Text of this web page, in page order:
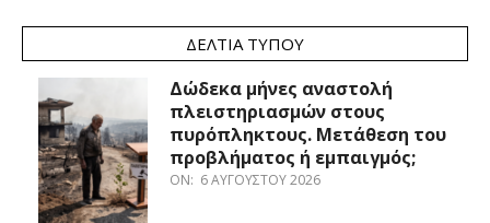
ΔΕΛΤΊΑ ΤΎΠΟΥ
Δώδεκα μήνες αναστολή
πλειστηριασμών στους
πυρόπληκτους. Μετάθεση του
προβλήματος ή εμπαιγμός;
ON: 6 ΑΥΓΟΎΣΤΟΥ 2026